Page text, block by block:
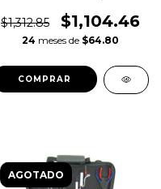
$1,312.85 $1,104.46
24 meses de $64.80
AGOTADO